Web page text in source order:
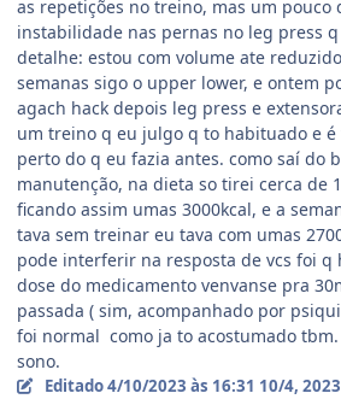
as repetições no treino, mas um pouco
instabilidade nas pernas no leg press
detalhe: estou com volume ate
semanas sigo o upper lower, e ontem
agach hack depois leg press e
um treino q eu julgo q to habituado e
perto do q eu fazia antes. como saí do
manutenção, na dieta so tirei cerca de
ficando assim umas 3000kcal, e a
tava sem treinar eu tava com umas
pode interferir na resposta de vcs foi q
dose do medicamento venvanse pra
passada ( sim, acompanhado por
foi normal como ja to acostumado
sono.
Editado4/10/2023 às 16:31 10/4, 2023